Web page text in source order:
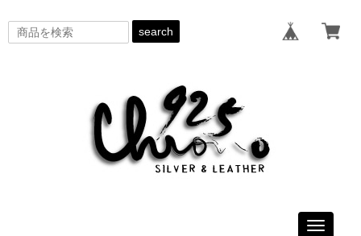
search
Toggle